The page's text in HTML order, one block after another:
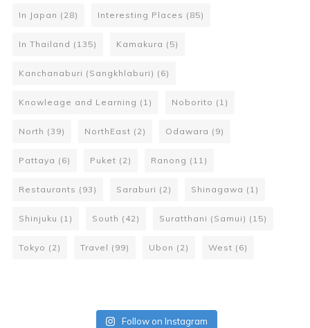
In Japan (28) Interesting Places (85)
In Thailand (135) Kamakura (5)
Kanchanaburi (Sangkhlaburi) (6)
Knowleage and Learning (1) Noborito (1)
North (39) NorthEast (2) Odawara (9)
Pattaya (6) Puket (2) Ranong (11)
Restaurants (93) Saraburi (2) Shinagawa (1)
Shinjuku (1) South (42) Suratthani (Samui) (15)
Tokyo (2) Travel (99) Ubon (2) West (6)
Follow on Instagram